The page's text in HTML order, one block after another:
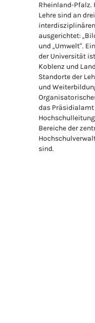
Rheinland-Pfalz.
Lehre sind an drei
ausgerichtet:
und „Umwelt“.
der Universität
Koblenz und
Standorte der
und
das Präsidialamt
Bereiche der
sind.